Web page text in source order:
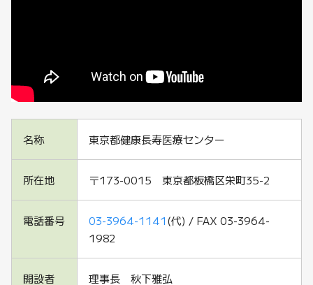
名称 東京都健康長寿医療センター
所在地 〒173-0015 東京都板橋区栄町35-2
電話番号 03-3964-1141(代) / FAX 03-3964-
1982
開設者 理事長 秋下雅弘